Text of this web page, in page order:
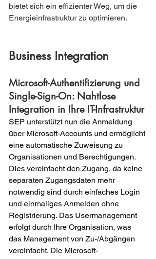
bietet sich ein effizienter Weg, um die
Energieinfrastruktur zu optimieren.
Business Integration
Microsoft-Authentifizierung und
Single-Sign-On: Nahtlose
Integration in Ihre IT-Infrastruktur
SEP unterstützt nun die Anmeldung
über Microsoft-Accounts und ermöglicht
eine automatische Zuweisung zu
Organisationen und Berechtigungen.
Dies vereinfacht den Zugang, da keine
separaten Zugangsdaten mehr
notwendig sind durch einfaches Login
und einmaliges Anmelden ohne
Registrierung. Das Usermanagement
erfolgt durch Ihre Organisation, was
das Management von Zu-/Abgängen
vereinfacht. Die Microsoft-